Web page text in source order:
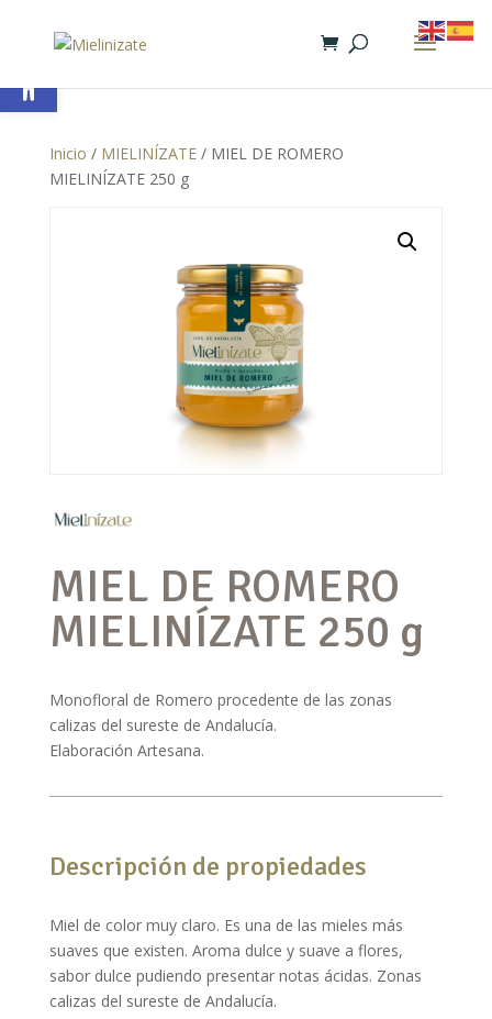
Abrir barra de herramientas
Inicio / MIELINÍZATE/ MIEL DE ROMERO
MIELINÍZATE 250 g
MIEL DE ROMERO
MIELINÍZATE 250 g
Monofloral de Romero procedente de las zonas
calizas del sureste de Andalucía.
Elaboración Artesana.
Descripción de propiedades
Miel de color muy claro. Es una de las mieles más
suaves que existen. Aroma dulce y suave a flores,
sabor dulce pudiendo presentar notas ácidas. Zonas
calizas del sureste de Andalucía.